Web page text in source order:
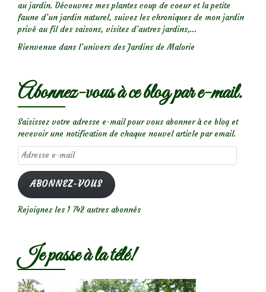
au jardin. Découvrez mes plantes coup de coeur et la petite
faune d’un jardin naturel, suivez les chroniques de mon jardin
privé au fil des saisons, visitez d’autres jardins,...
Bienvenue dans l’univers des Jardins de Malorie
Abonnez-vous à ce blog par e-mail.
Saisissez votre adresse e-mail pour vous abonner à ce blog et
recevoir une notification de chaque nouvel article par email.
Adresse
e-
mail
ABONNEZ-VOUS
Rejoignez les 1 742 autres abonnés
Je passe à la télé!